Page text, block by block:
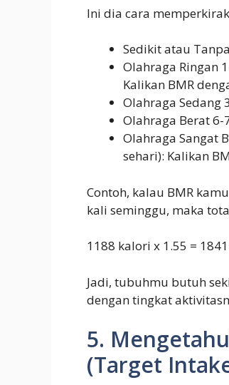
Ini dia cara
Sedikit atau
Olahraga Ringan
Kalikan BMR
Olahraga Sedang
Olahraga Berat 6-
Olahraga Sangat
sehari): Kalikan
Contoh, kalau BMR
kali seminggu, maka
1188 kalori x 1.55 =
Jadi, tubuhmu butuh
dengan tingkat
5.
(Target